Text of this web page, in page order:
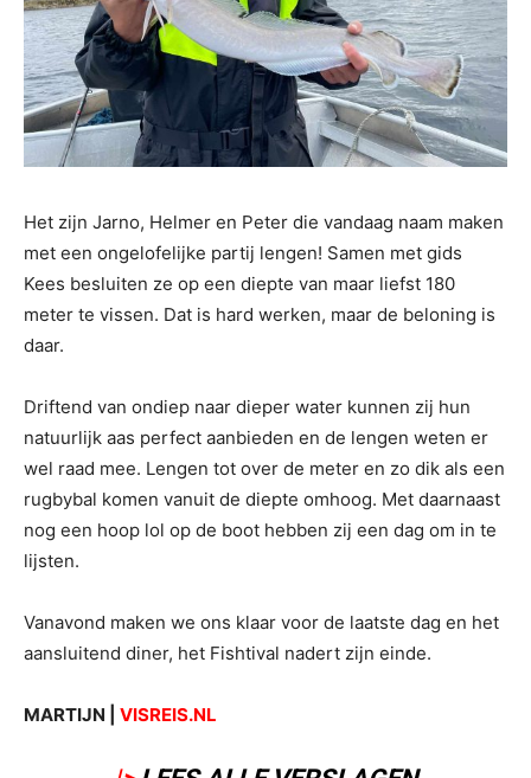
Het zijn Jarno, Helmer en Peter die vandaag naam maken
met een ongelofelijke partij lengen! Samen met gids
Kees besluiten ze op een diepte van maar liefst 180
meter te vissen. Dat is hard werken, maar de beloning is
daar.
Driftend van ondiep naar dieper water kunnen zij hun
natuurlijk aas perfect aanbieden en de lengen weten er
wel raad mee. Lengen tot over de meter en zo dik als een
rugbybal komen vanuit de diepte omhoog. Met daarnaast
nog een hoop lol op de boot hebben zij een dag om in te
lijsten.
Vanavond maken we ons klaar voor de laatste dag en het
aansluitend diner, het Fishtival nadert zijn einde.
MARTIJN | VISREIS.NL